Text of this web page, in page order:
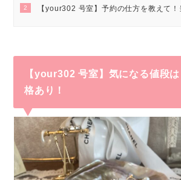
2 【your302 号室】予約の仕方を教えて！
【your302 号室】気になる値段
格あり！